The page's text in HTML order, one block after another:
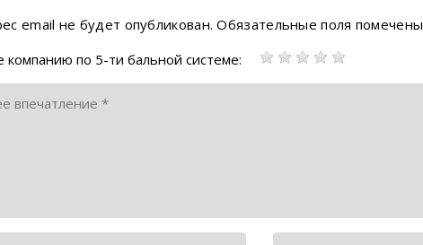
email не будет опубликован. Обязательные поля помечены
по 5-ти бальной системе: